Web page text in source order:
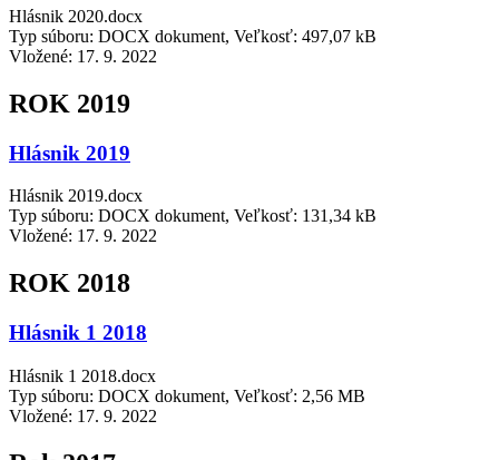
Hlásnik 2020.docx
Typ súboru: DOCX dokument, Veľkosť: 497,07 kB
Vložené: 17. 9. 2022
ROK 2019
Hlásnik 2019
Hlásnik 2019.docx
Typ súboru: DOCX dokument, Veľkosť: 131,34 kB
Vložené: 17. 9. 2022
ROK 2018
Hlásnik 1 2018
Hlásnik 1 2018.docx
Typ súboru: DOCX dokument, Veľkosť: 2,56 MB
Vložené: 17. 9. 2022